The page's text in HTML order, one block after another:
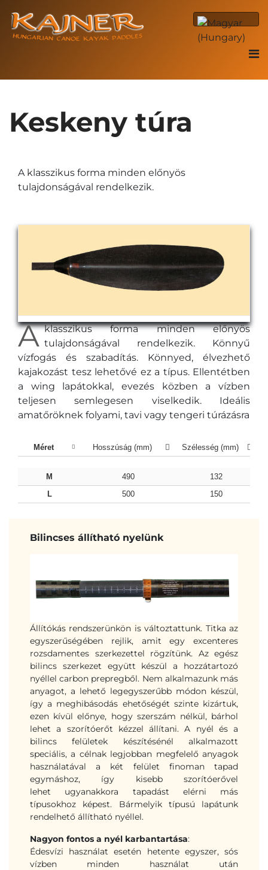
Keskeny túra
A klasszikus forma minden előnyös
tulajdonságával rendelkezik.
A klasszikus forma minden előnyös
tulajdonságával rendelkezik. Könnyű
vízfogás és szabadítás. Könnyed, élvezhető
kajakozást tesz lehetővé ez a típus. Ellentétben
a wing lapátokkal, evezés közben a vízben
teljesen semlegesen viselkedik. Ideális
amatőröknek folyami, tavi vagy tengeri túrázásra
Méret Hosszúság (mm) Szélesség (mm)
M 490
132
L
500 150
Bilincses állítható nyelünk
Állítókás rendszerünkön is változtattunk. Titka az
egyszerűségében rejlik, amit egy excenteres
rozsdamentes szerkezettel rögzítünk. Az egész
bilincs szerkezet együtt készül a hozzátartozó
nyéllel carbon prepregből. Nem alkalmazunk más
anyagot, a lehető legegyszerűbb módon készül,
így a meghibásodás ehetőségét szinte kizártuk,
ezen kívül előnye, hogy szerszám nélkül, bárhol
lehet a szorítóerőt kézzel állítani. A nyél és a
bilincs felületek készítésénél alkalmazott
speciális, a célnak legjobban megfelelő anyagok
használatával a két felület finoman tapad
egymáshoz, így kisebb szorítóerővel
lehet ugyanakkora tapadást elérni más
típusokhoz képest. Bármelyik típusú lapátunk
rendelhető állítható nyéllel.
Nagyon fontos a nyél karbantartása:
Édesvízi használat esetén hetente egyszer, sós
vízben minden használat után